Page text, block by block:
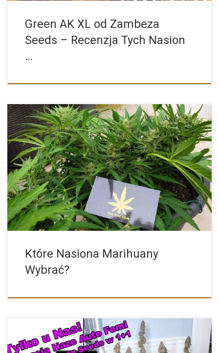
Green AK XL od Zambeza
Seeds – Recenzja Tych Nasion
…
To pytanie, które zadaje sobie wiele osób, które chcą rozpocząć
[…]
Które Nasiona Marihuany
Wybrać?